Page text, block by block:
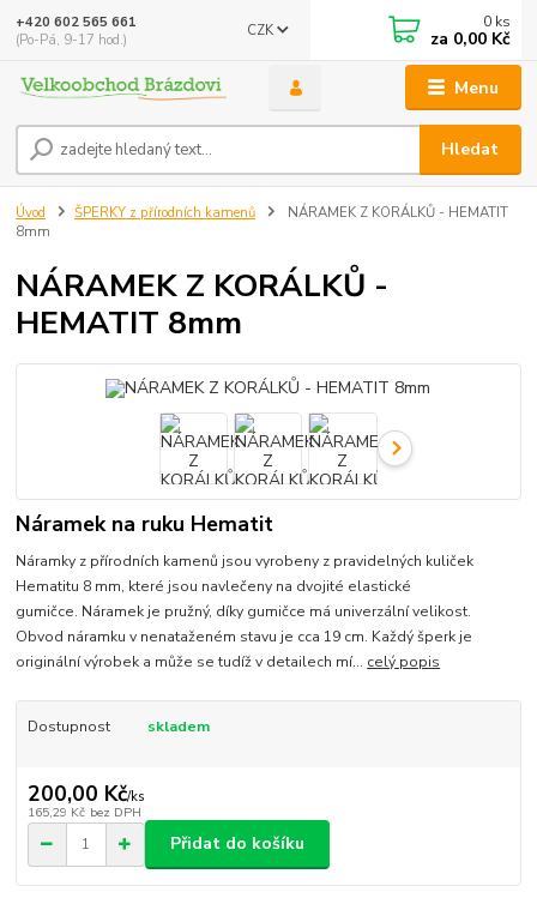
Menu
CZK
Hledat
+420 602 565 661
(Po-Pá, 9-17 hod.)
0 ks
za 0,00 Kč
Úvod ŠPERKY z přírodních kamenů
NÁRAMEK Z KORÁLKŮ - HEMATIT
8mm
NÁRAMEK Z KORÁLKŮ -
HEMATIT 8mm
Náramek na ruku Hematit
Náramky z přírodních kamenů jsou vyrobeny z pravidelných kuliček
Hematitu 8 mm, které jsou navlečeny na dvojité elastické
gumičce. Náramek je pružný, díky gumičce má univerzální velikost.
Obvod náramku v nenataženém stavu je cca 19 cm. Každý šperk je
originální výrobek a může se tudíž v detailech mí... celý popis
Dostupnost skladem
200,00 Kč/ks
165,29 Kč bez DPH
Přidat do košíku